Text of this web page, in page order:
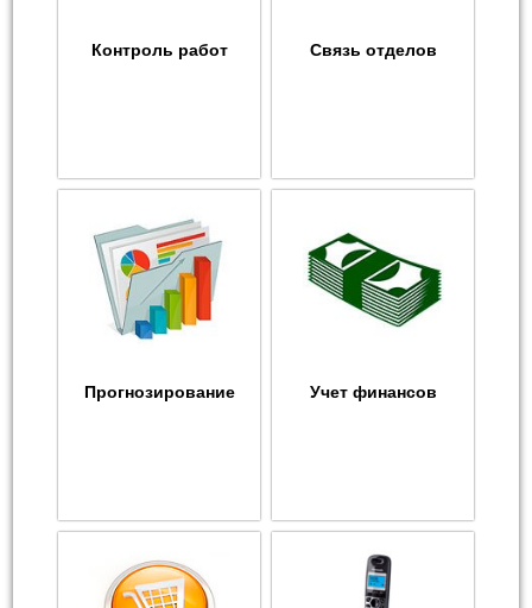
Контроль работ Связь отделов
Прогнозирование Учет финансов